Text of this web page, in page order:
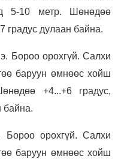
5-10 метр. Шөнөдөө
градус дулаан байна.
Бороо орохгүй. Салхи
баруун өмнөөс хойш
+4...+6 градус,
байна.
Бороо орохгүй. Салхи
баруун өмнөөс хойш